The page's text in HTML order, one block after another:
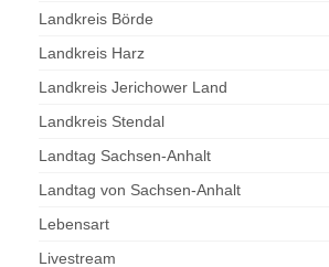
Landkreis Börde
Landkreis Harz
Landkreis Jerichower Land
Landkreis Stendal
Landtag Sachsen-Anhalt
Landtag von Sachsen-Anhalt
Lebensart
Livestream